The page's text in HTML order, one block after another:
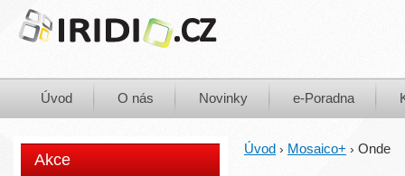
Úvod O nás Novinky e-Poradna
Akce
Úvod › Mosaico+ › Onde